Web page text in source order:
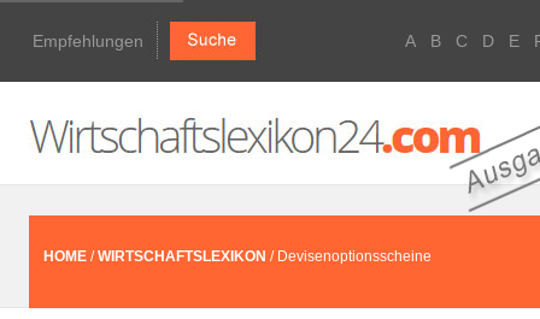
Empfehlungen A B C D E
HOME /WIRTSCHAFTSLEXIKON / Devisenoptionsscheine